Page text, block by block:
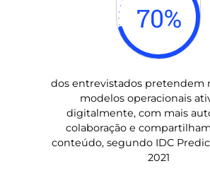
70%
dos entrevistados pretendem
modelos operacionais
digitalmente, com mais
colaboração e
conteúdo, segundo IDC
2021